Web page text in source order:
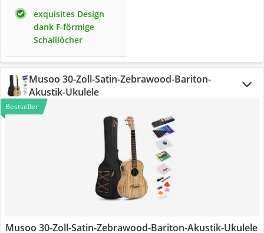
exquisites Design
dank F-förmige
Schalllöcher
Musoo 30-Zoll-Satin-Zebrawood-Bariton-
Akustik-Ukulele
Bestseller
Musoo 30-Zoll-Satin-Zebrawood-Bariton-Akustik-Ukulele